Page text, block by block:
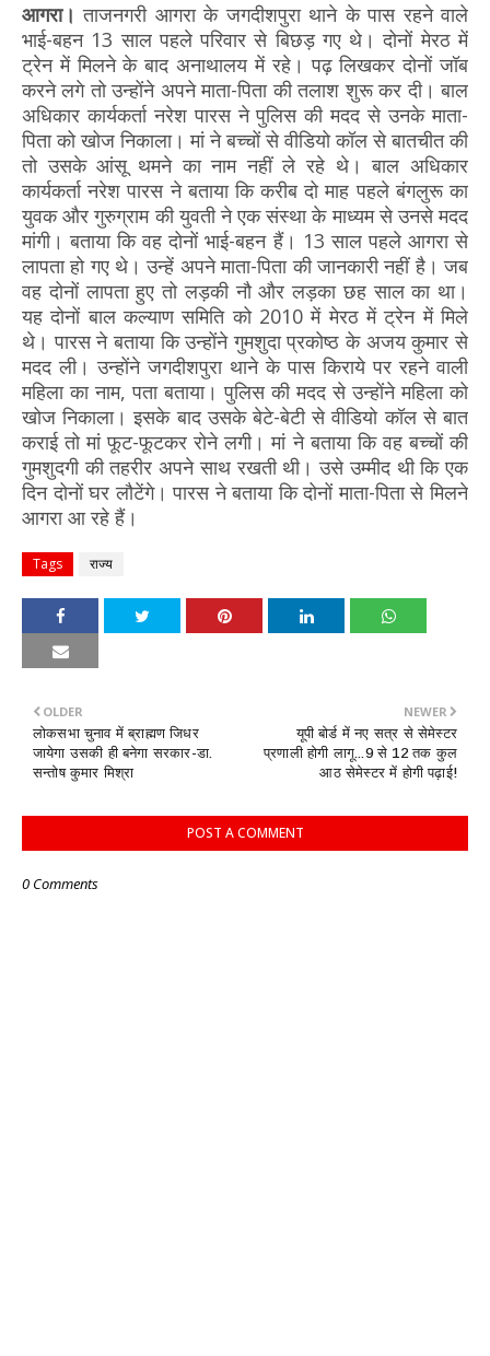
आगरा।ताजनगरी आगरा के जगदीशपुरा थाने के पास रहने वाले
भाई-बहन 13 साल पहले परिवार से बिछड़ गए थे। दोनों मेरठ में
ट्रेन में मिलने के बाद अनाथालय में रहे। पढ़ लिखकर दोनों जॉब
करने लगे तो उन्होंने अपने माता-पिता की तलाश शुरू कर दी। बाल
अधिकार कार्यकर्ता नरेश पारस ने पुलिस की मदद से उनके माता-
पिता को खोज निकाला। मां ने बच्चों से वीडियो कॉल से बातचीत की
तो उसके आंसू थमने का नाम नहीं ले रहे थे। बाल अधिकार
कार्यकर्ता नरेश पारस ने बताया कि करीब दो माह पहले बंगलुरू का
युवक और गुरुग्राम की युवती ने एक संस्था के माध्यम से उनसे मदद
मांगी। बताया कि वह दोनों भाई-बहन हैं। 13 साल पहले आगरा से
लापता हो गए थे। उन्हें अपने माता-पिता की जानकारी नहीं है। जब
वह दोनों लापता हुए तो लड़की नौ और लड़का छह साल का था।
यह दोनों बाल कल्याण समिति को 2010 में मेरठ में ट्रेन में मिले
थे। पारस ने बताया कि उन्होंने गुमशुदा प्रकोष्ठ के अजय कुमार से
मदद ली। उन्होंने जगदीशपुरा थाने के पास किराये पर रहने वाली
महिला का नाम, पता बताया। पुलिस की मदद से उन्होंने महिला को
खोज निकाला। इसके बाद उसके बेटे-बेटी से वीडियो कॉल से बात
कराई तो मां फूट-फूटकर रोने लगी। मां ने बताया कि वह बच्चों की
गुमशुदगी की तहरीर अपने साथ रखती थी। उसे उम्मीद थी कि एक
दिन दोनों घर लौटेंगे। पारस ने बताया कि दोनों माता-पिता से मिलने
आगरा आ रहे हैं।
Tags राज्य
NEWER
यूपी बोर्ड में नए सत्र से सेमेस्टर
प्रणाली होगी लागू...9 से 12 तक कुल
आठ सेमेस्टर में होगी पढ़ाई!
OLDER
लोकसभा चुनाव में ब्राह्मण जिधर
जायेगा उसकी ही बनेगा सरकार-डा.
सन्तोष कुमार मिश्रा
POST A COMMENT
0 Comments